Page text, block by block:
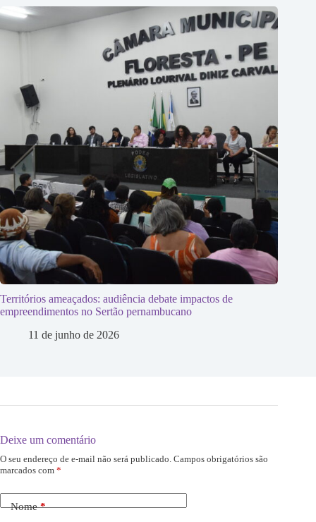
Territórios ameaçados: audiência debate impactos de
empreendimentos no Sertão pernambucano
11 de junho de 2026
Deixe um comentário
O seu endereço de e-mail não será publicado. Campos obrigatórios são
marcados com *
Nome*